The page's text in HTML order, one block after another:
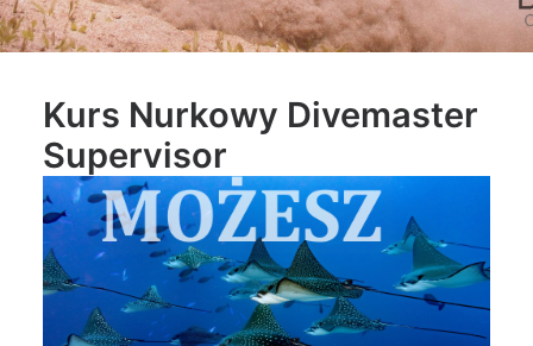
Kurs Nurkowy Divemaster
Supervisor